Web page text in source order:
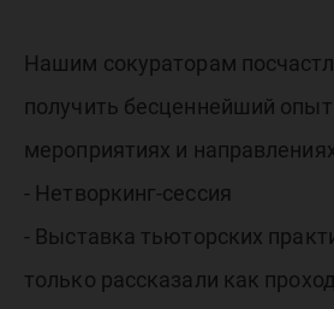
Нашим сокураторам
получить бесценнейший опыт
мероприятиях и
- Нетворкинг-сессия
- Выставка тьюторских
только рассказали как